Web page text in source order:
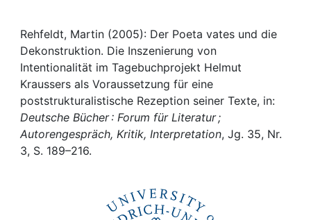
Rehfeldt, Martin (2005): Der Poeta vates und die
Dekonstruktion. Die Inszenierung von
Intentionalität im Tagebuchprojekt Helmut
Kraussers als Voraussetzung für eine
poststrukturalistische Rezeption seiner Texte, in:
Deutsche Bücher : Forum für Literatur ;
Autorengespräch, Kritik, Interpretation, Jg. 35, Nr.
3, S. 189–216.